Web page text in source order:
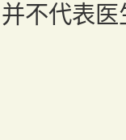
并不代表